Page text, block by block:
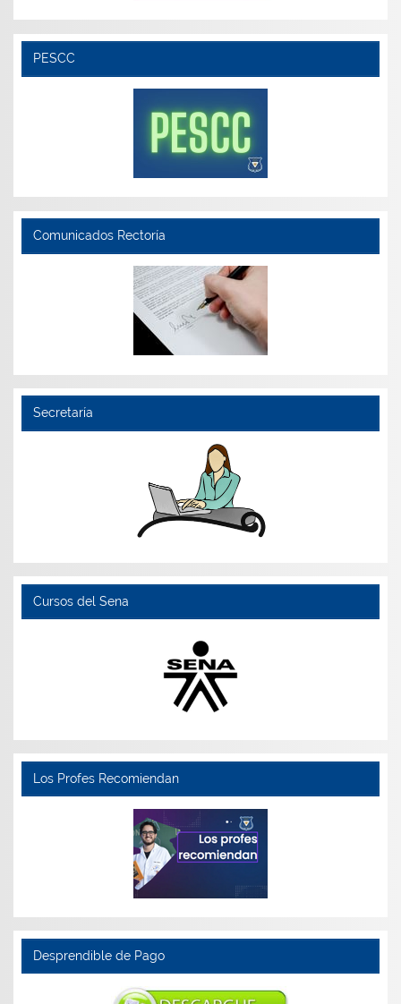
PESCC
Comunicados Rectoría
Secretaría
Cursos del Sena
Los Profes Recomiendan
Desprendible de Pago